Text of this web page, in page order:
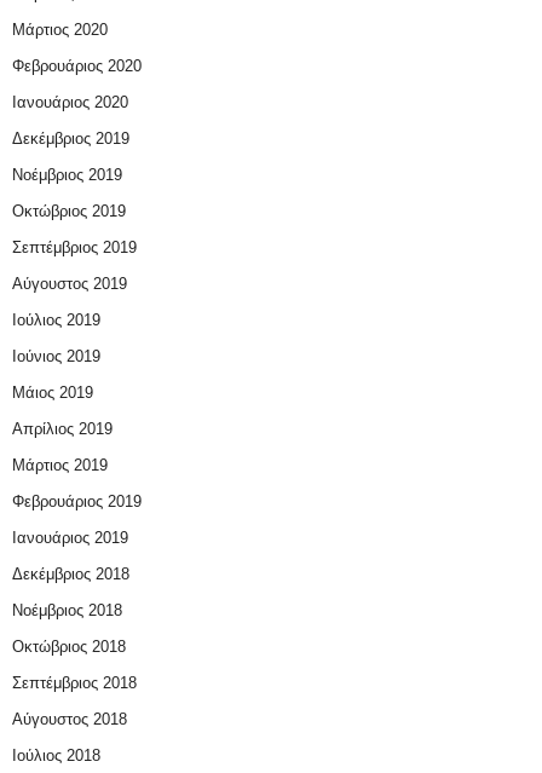
Μάρτιος 2020
Φεβρουάριος 2020
Ιανουάριος 2020
Δεκέμβριος 2019
Νοέμβριος 2019
Οκτώβριος 2019
Σεπτέμβριος 2019
Αύγουστος 2019
Ιούλιος 2019
Ιούνιος 2019
Μάιος 2019
Απρίλιος 2019
Μάρτιος 2019
Φεβρουάριος 2019
Ιανουάριος 2019
Δεκέμβριος 2018
Νοέμβριος 2018
Οκτώβριος 2018
Σεπτέμβριος 2018
Αύγουστος 2018
Ιούλιος 2018